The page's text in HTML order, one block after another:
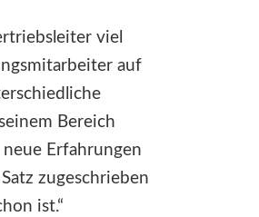
viel
auf
Bereich
Erfahrungen
zugeschrieben
ist.“